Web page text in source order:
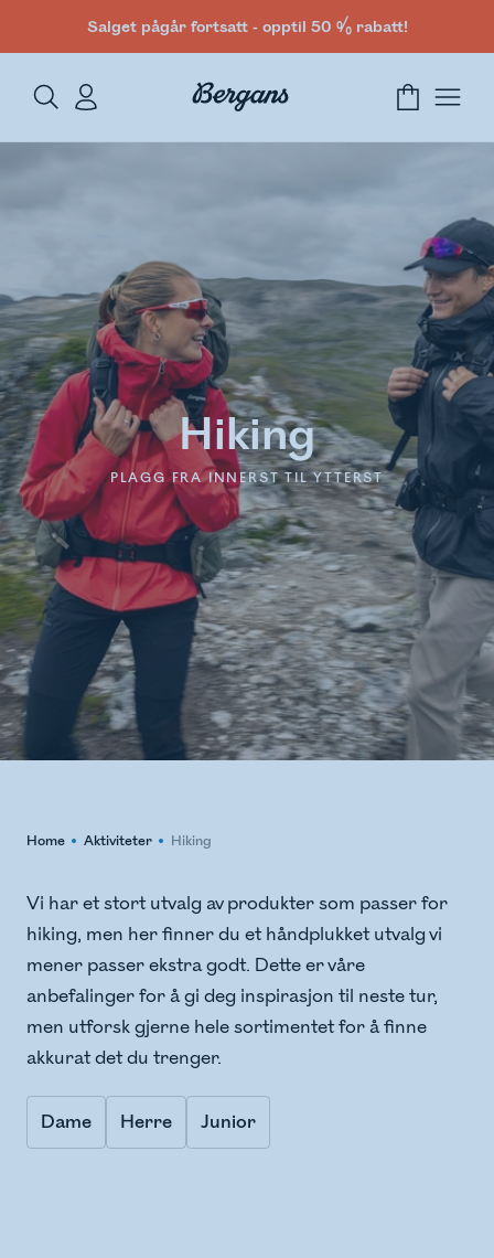
Salget pågår fortsatt - opptil 50 % rabatt!
Hiking
PLAGG FRA INNERST TIL YTTERST
Home Aktiviteter Hiking
Vi har et stort utvalg av produkter som passer for
hiking, men her finner du et håndplukket utvalg vi
mener passer ekstra godt. Dette er våre
anbefalinger for å gi deg inspirasjon til neste tur,
men utforsk gjerne hele sortimentet for å finne
akkurat det du trenger.
Dame Herre Junior